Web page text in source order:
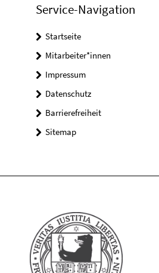
Service-Navigation
Startseite
Mitarbeiter*innen
Impressum
Datenschutz
Barrierefreiheit
Sitemap